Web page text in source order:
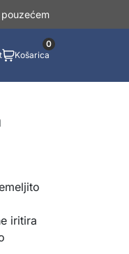
Košarica
0
iritira